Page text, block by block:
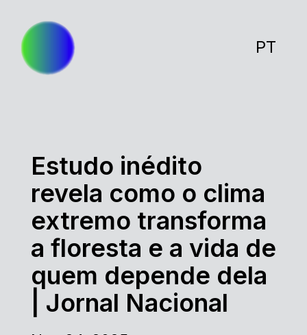
PT
Estudo inédito
revela como o clima
extremo transforma
a floresta e a vida de
quem depende dela
| Jornal Nacional